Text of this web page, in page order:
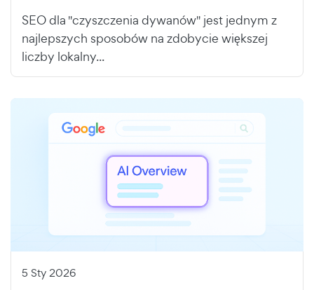
SEO dla "czyszczenia dywanów" jest jednym z
najlepszych sposobów na zdobycie większej
liczby lokalny...
5 Sty 2026